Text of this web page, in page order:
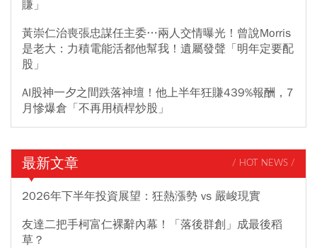
賺」
黃崇仁治喪張忠謀任主委…兩人交情曝光！曾說Morris
是老大：力積電能活都他幫我！遺屬發聲「明年定要配
股」
AI股神一夕之間跌落神壇！他上半年狂賺439%報酬，7
月慘爆倉「不再用槓桿炒股」
最新文章 / HOT NEWS /
2026年下半年投資展望：狂熱漲勢 vs 嚴峻現實
友達二把手柯富仁裸辭內幕！「落後群創」成最後稻
草？